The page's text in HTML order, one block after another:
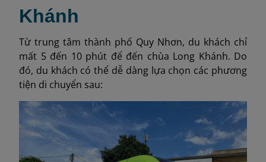
Khánh
Từ trung tâm thành phố Quy Nhơn, du khách chỉ
mất 5 đến 10 phút để đến chùa Long Khánh. Do
đó, du khách có thể dễ dàng lựa chọn các phương
tiện di chuyển sau: